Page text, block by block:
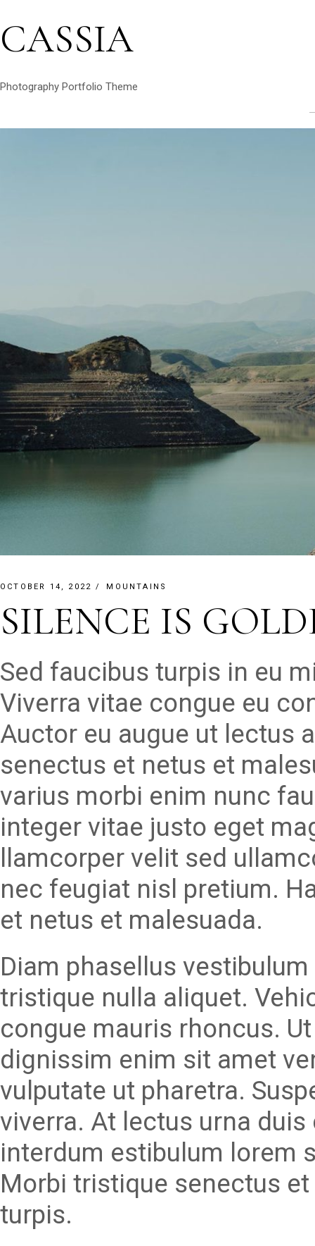
CASSIA
Photography Portfolio Theme
OCTOBER 14, 2022 MOUNTAINS
SILENCE IS
Sed faucibus turpis in eu
Viverra vitae congue eu
Auctor eu augue ut lectus
senectus et netus et
varius morbi enim nunc
integer vitae justo eget
llamcorper velit sed
nec feugiat nisl pretium.
et netus et malesuada.
Diam phasellus
tristique nulla aliquet.
congue mauris rhoncus.
dignissim enim sit amet
vulputate ut pharetra.
viverra. At lectus urna
interdum estibulum lorem
Morbi tristique senectus
turpis.